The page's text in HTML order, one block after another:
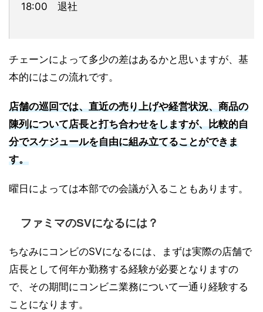
18:00 退社
チェーンによって多少の差はあるかと思いますが、基
本的にはこの流れです。
店舗の巡回では、直近の売り上げや経営状況、商品の
陳列について店長と打ち合わせをしますが、比較的自
分でスケジュールを自由に組み立てることができま
す。
曜日によっては本部での会議が入ることもあります。
ファミマのSVになるには？
ちなみにコンビのSVになるには、まずは実際の店舗で
店長として何年か勤務する経験が必要となりますの
で、その期間にコンビニ業務について一通り経験する
ことになります。